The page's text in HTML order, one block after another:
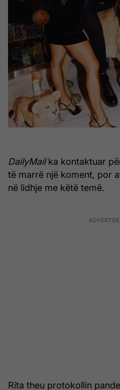
DailyMailka kontaktuar
të marrë një koment, por
në lidhje me këtë temë.
Rita theu protokollin